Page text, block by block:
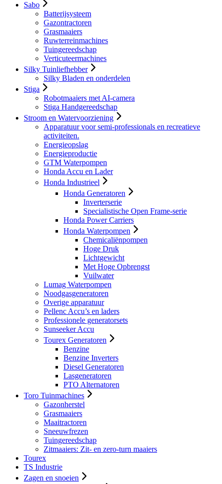
Sabo
Batterijsysteem
Gazontractoren
Grasmaaiers
Ruwterreinmachines
Tuingereedschap
Verticuteermachines
Silky Tuinliefhebber
Silky Bladen en onderdelen
Stiga
Robotmaaiers met AI-camera
Stiga Handgereedschap
Stroom en Watervoorziening
Apparatuur voor semi-professionals en recreatieve
activiteiten.
Energieopslag
Energieproductie
GTM Waterpompen
Honda Accu en Lader
Honda Industrieel
Honda Generatoren
Inverterserie
Specialistische Open Frame-serie
Honda Power Carriers
Honda Waterpompen
Chemicaliënpompen
Hoge Druk
Lichtgewicht
Met Hoge Opbrengst
Vuilwater
Lumag Waterpompen
Noodgasgeneratoren
Overige apparatuur
Pellenc Accu’s en laders
Professionele generatorsets
Sunseeker Accu
Tourex Generatoren
Benzine
Benzine Inverters
Diesel Generatoren
Lasgeneratoren
PTO Alternatoren
Toro Tuinmachines
Gazonherstel
Grasmaaiers
Maaitractoren
Sneeuwfrezen
Tuingereedschap
Zitmaaiers: Zit- en zero-turn maaiers
Tourex
TS Industrie
Zagen en snoeien